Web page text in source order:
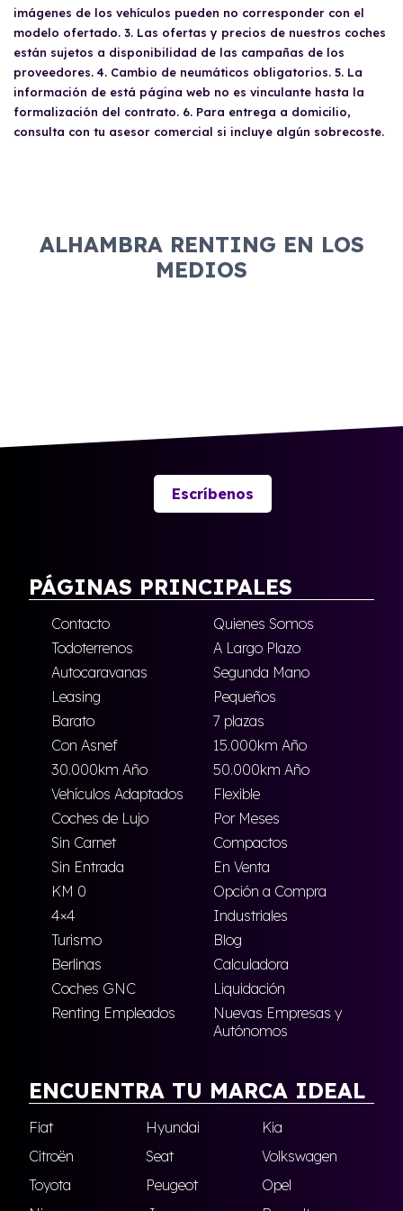
303) y el resumen del IVA del año anterior
(Modelo 390).
cuanto a quién puede utilizar el vehículo,
aunque es recomendable revisar las
condiciones antes de compartirlo para evitar
sorpresas.
imágenes de los vehículos pueden no corresponder con el
modelo ofertado. 3. Las ofertas y precios de nuestros coches
están sujetos a disponibilidad de las campañas de los
proveedores. 4. Cambio de neumáticos obligatorios. 5. La
información de está página web no es vinculante hasta la
formalización del contrato. 6. Para entrega a domicilio,
consulta con tu asesor comercial si incluye algún sobrecoste.
ALHAMBRA RENTING EN LOS
MEDIOS
Escríbenos
PÁGINAS PRINCIPALES
Contacto
Quienes Somos
Todoterrenos
A Largo Plazo
Autocaravanas
Segunda Mano
Leasing
Pequeños
Barato
7 plazas
Con Asnef
15.000km Año
30.000km Año
50.000km Año
Vehículos Adaptados
Flexible
Coches de Lujo
Por Meses
Sin Carnet
Compactos
Sin Entrada
En Venta
KM 0
Opción a Compra
4×4
Industriales
Turismo
Blog
Berlinas
Calculadora
Coches GNC
Liquidación
Renting Empleados
Nuevas Empresas y
Autónomos
ENCUENTRA TU MARCA IDEAL
Fiat Hyundai
Kia
Citroën
Seat
Volkswagen
Toyota
Peugeot
Opel